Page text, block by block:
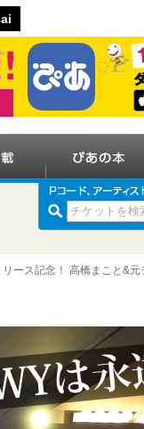
ース記念！ 高橋まこと&